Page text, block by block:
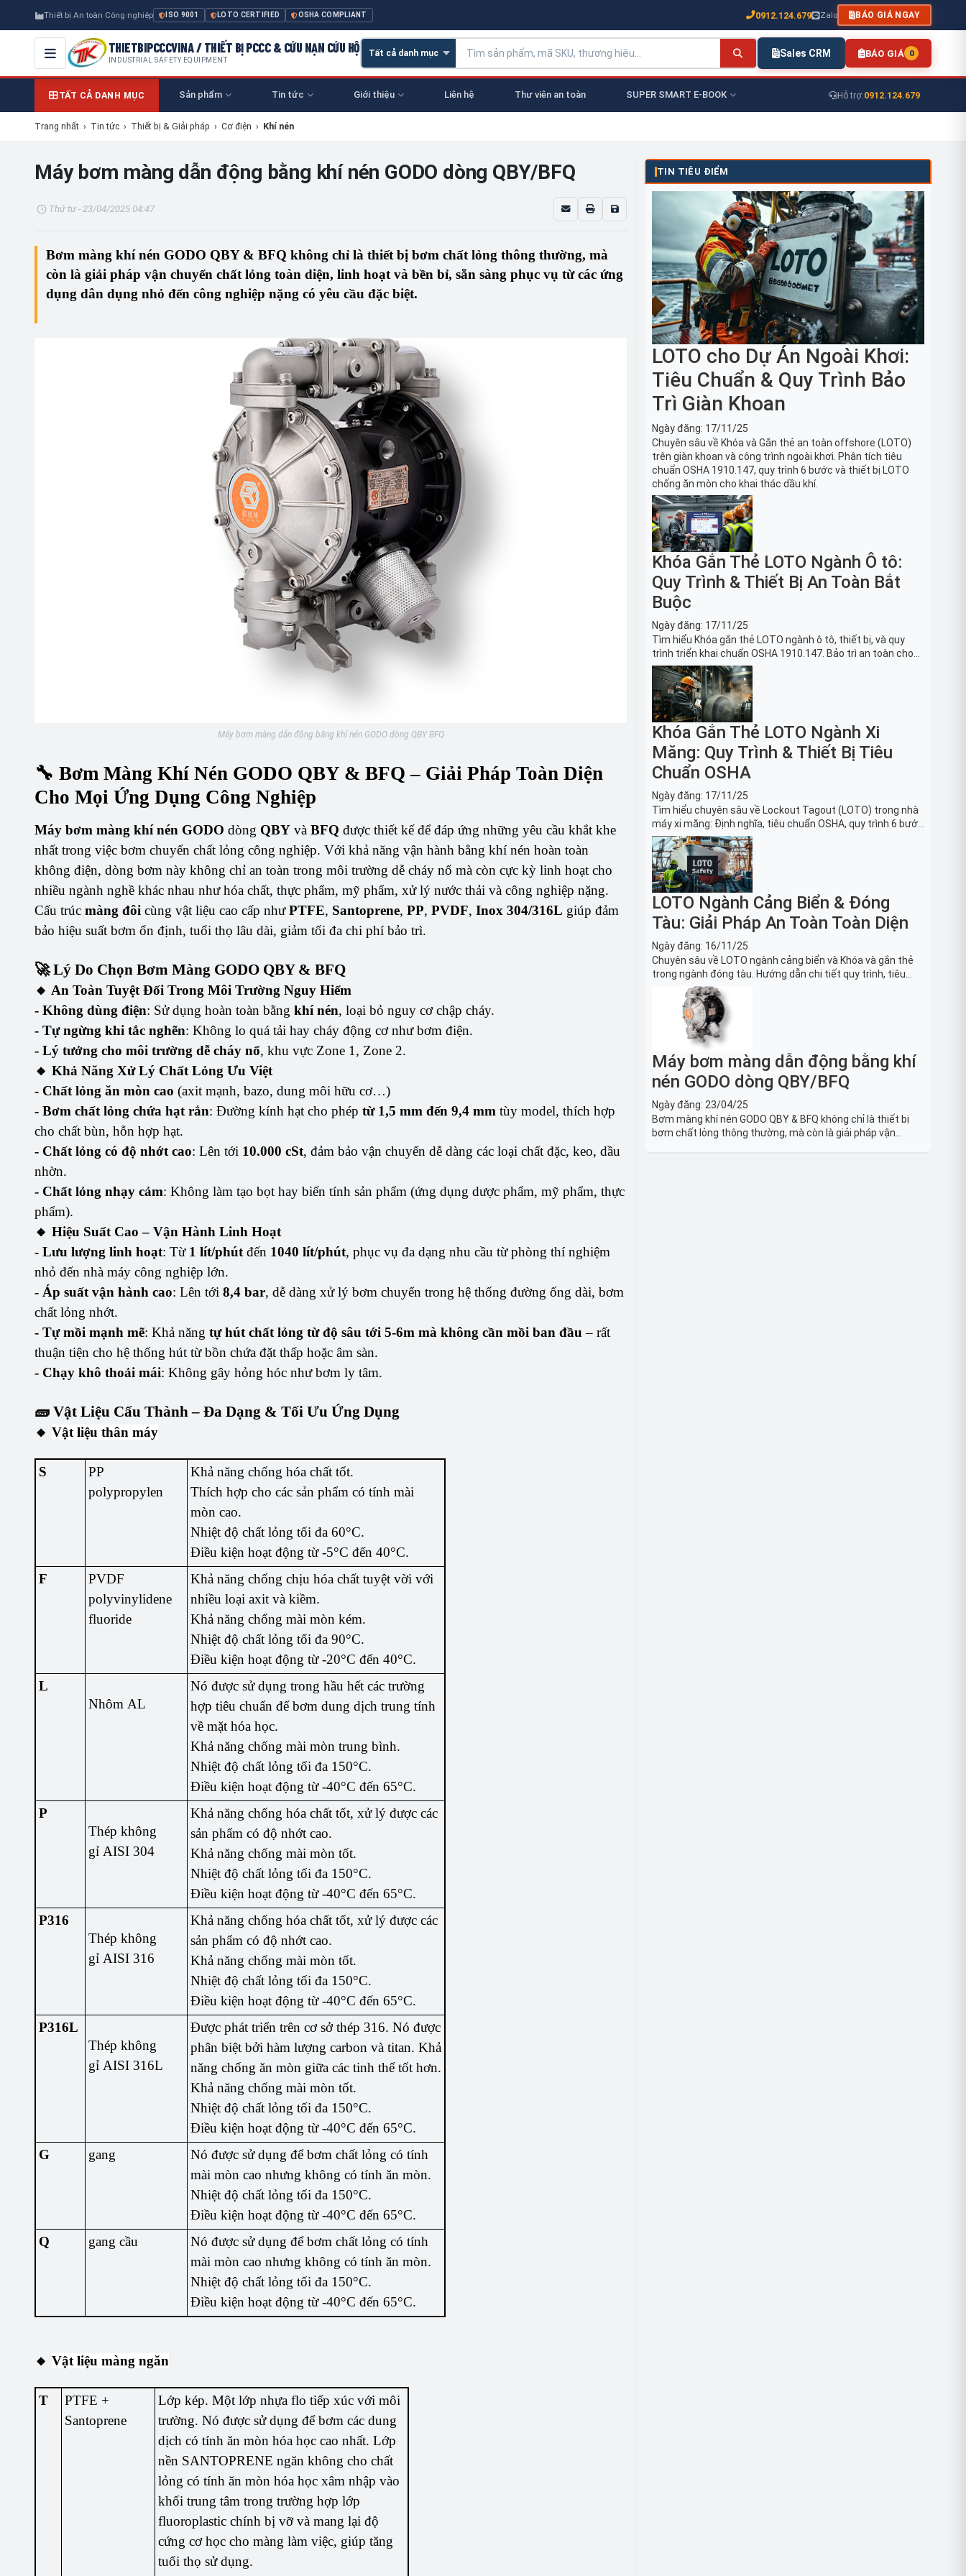
Thiết bị An toàn Công nghiệp ISO 9001 LOTO CERTIFIED OSHA COMPLIANT 0912.124.679 Zalo BÁO GIÁ NGAY
THIETBIPCCCVINA / THIẾT BỊ PCCC & CỨU NẠN CỨU HỘ
INDUSTRIAL SAFETY EQUIPMENT
Sales CRM BÁO GIÁ 0
TẤT CẢ DANH MỤC Sản phẩm Tin tức Giới thiệu Liên hệ Thư viên an toàn SUPER SMART E-BOOK Hỗ trợ:0912.124.679
Trang nhất › Tin tức › Thiết bị & Giải pháp › Cơ điện › Khí nén
Máy bơm màng dẫn động bằng khí nén GODO dòng QBY/BFQ
Thứ tư - 23/04/2025 04:47
Bơm màng khí nén GODO QBY & BFQ không chỉ là thiết bị bơm chất lỏng thông thường, mà
còn là giải pháp vận chuyển chất lỏng toàn diện, linh hoạt và bền bỉ, sẵn sàng phục vụ từ các ứng
dụng dân dụng nhỏ đến công nghiệp nặng có yêu cầu đặc biệt.
Máy bơm màng dẫn động bằng khí nén GODO dòng QBY BFQ
🔧 Bơm Màng Khí Nén GODO QBY & BFQ – Giải Pháp Toàn Diện
Cho Mọi Ứng Dụng Công Nghiệp
Máy bơm màng khí nén GODO dòng QBY và BFQ được thiết kế để đáp ứng những yêu cầu khắt khe
nhất trong việc bơm chuyển chất lỏng công nghiệp. Với khả năng vận hành bằng khí nén hoàn toàn
không điện, dòng bơm này không chỉ an toàn trong môi trường dễ cháy nổ mà còn cực kỳ linh hoạt cho
nhiều ngành nghề khác nhau như hóa chất, thực phẩm, mỹ phẩm, xử lý nước thải và công nghiệp nặng.
Cấu trúc màng đôi cùng vật liệu cao cấp nhưPTFE, Santoprene, PP, PVDF, Inox 304/316L giúp đảm
bảo hiệu suất bơm ổn định, tuổi thọ lâu dài, giảm tối đa chi phí bảo trì.
🚀 Lý Do Chọn Bơm Màng GODO QBY & BFQ
🔸 An Toàn Tuyệt Đối Trong Môi Trường Nguy Hiểm
- Không dùng điện: Sử dụng hoàn toàn bằng khí nén, loại bỏ nguy cơ chập cháy.
- Tự ngừng khi tắc nghẽn: Không lo quá tải hay cháy động cơ như bơm điện.
- Lý tưởng cho môi trường dễ cháy nổ, khu vực Zone 1, Zone 2.
🔸 Khả Năng Xử Lý Chất Lỏng Ưu Việt
- Chất lỏng ăn mòn cao (axit mạnh, bazo, dung môi hữu cơ…)
- Bơm chất lỏng chứa hạt rắn: Đường kính hạt cho phép từ 1,5 mm đến 9,4 mm tùy model, thích hợp
cho chất bùn, hỗn hợp hạt.
- Chất lỏng có độ nhớt cao: Lên tới 10.000 cSt, đảm bảo vận chuyển dễ dàng các loại chất đặc, keo, dầu
nhờn.
- Chất lỏng nhạy cảm: Không làm tạo bọt hay biến tính sản phẩm (ứng dụng dược phẩm, mỹ phẩm, thực
phẩm).
🔸 Hiệu Suất Cao – Vận Hành Linh Hoạt
- Lưu lượng linh hoạt: Từ 1 lít/phút đến 1040 lít/phút, phục vụ đa dạng nhu cầu từ phòng thí nghiệm
nhỏ đến nhà máy công nghiệp lớn.
- Áp suất vận hành cao: Lên tới 8,4 bar, dễ dàng xử lý bơm chuyển trong hệ thống đường ống dài, bơm
chất lỏng nhớt.
- Tự mồi mạnh mẽ: Khả năng tự hút chất lỏng từ độ sâu tới 5-6m mà không cần mồi ban đầu – rất
thuận tiện cho hệ thống hút từ bồn chứa đặt thấp hoặc âm sàn.
- Chạy khô thoải mái: Không gây hỏng hóc như bơm ly tâm.
🧱 Vật Liệu Cấu Thành – Đa Dạng & Tối Ưu Ứng Dụng
🔸 Vật liệu thân máy
S
PP
polypropylen
Khả năng chống hóa chất tốt.
Thích hợp cho các sản phẩm có tính mài
mòn cao.
Nhiệt độ chất lỏng tối đa 60°C.
Điều kiện hoạt động từ -5°C đến 40°C.
F
PVDF
polyvinylidene
fluoride
Khả năng chống chịu hóa chất tuyệt vời với
nhiều loại axit và kiềm.
Khả năng chống mài mòn kém.
Nhiệt độ chất lỏng tối đa 90°C.
Điều kiện hoạt động từ -20°C đến 40°C.
L
Nhôm AL
Nó được sử dụng trong hầu hết các trường
hợp tiêu chuẩn để bơm dung dịch trung tính
về mặt hóa học.
Khả năng chống mài mòn trung bình.
Nhiệt độ chất lỏng tối đa 150°C.
Điều kiện hoạt động từ -40°C đến 65°C.
P
Thép không
gỉ AISI 304
Khả năng chống hóa chất tốt, xử lý được các
sản phẩm có độ nhớt cao.
Khả năng chống mài mòn tốt.
Nhiệt độ chất lỏng tối đa 150°C.
Điều kiện hoạt động từ -40°C đến 65°C.
P316
Thép không
gỉ AISI 316
Khả năng chống hóa chất tốt, xử lý được các
sản phẩm có độ nhớt cao.
Khả năng chống mài mòn tốt.
Nhiệt độ chất lỏng tối đa 150°C.
Điều kiện hoạt động từ -40°C đến 65°C.
P316L
Thép không
gỉ AISI 316L
Được phát triển trên cơ sở thép 316. Nó được
phân biệt bởi hàm lượng carbon và titan. Khả
năng chống ăn mòn giữa các tinh thể tốt hơn.
Khả năng chống mài mòn tốt.
Nhiệt độ chất lỏng tối đa 150°C.
Điều kiện hoạt động từ -40°C đến 65°C.
G
gang
Nó được sử dụng để bơm chất lỏng có tính
mài mòn cao nhưng không có tính ăn mòn.
Nhiệt độ chất lỏng tối đa 150°C.
Điều kiện hoạt động từ -40°C đến 65°C.
Q
gang cầu
Nó được sử dụng để bơm chất lỏng có tính
mài mòn cao nhưng không có tính ăn mòn.
Nhiệt độ chất lỏng tối đa 150°C.
Điều kiện hoạt động từ -40°C đến 65°C.
🔸 Vật liệu màng ngăn
T
PTFE +
Santoprene
Lớp kép. Một lớp nhựa flo tiếp xúc với môi
trường. Nó được sử dụng để bơm các dung
dịch có tính ăn mòn hóa học cao nhất. Lớp
nền SANTOPRENE ngăn không cho chất
lỏng có tính ăn mòn hóa học xâm nhập vào
khối trung tâm trong trường hợp lớp
fluoroplastic chính bị vỡ và mang lại độ
cứng cơ học cho màng làm việc, giúp tăng
tuổi thọ sử dụng.
TIN TIÊU ĐIỂM
LOTO cho Dự Án Ngoài Khơi:
Tiêu Chuẩn & Quy Trình Bảo
Trì Giàn Khoan
Ngày đăng: 17/11/25
Chuyên sâu về Khóa và Gắn thẻ an toàn offshore (LOTO)
trên giàn khoan và công trình ngoài khơi. Phân tích tiêu
chuẩn OSHA 1910.147, quy trình 6 bước và thiết bị LOTO
chống ăn mòn cho khai thác dầu khí.
Khóa Gắn Thẻ LOTO Ngành Ô tô:
Quy Trình & Thiết Bị An Toàn Bắt
Buộc
Ngày đăng: 17/11/25
Tìm hiểu Khóa gắn thẻ LOTO ngành ô tô, thiết bị, và quy
trình triển khai chuẩn OSHA 1910.147. Bảo trì an toàn cho
robot, băng tải sản xuất ô tô và dây chuyền lắp ráp xe hơi.
Khóa Gắn Thẻ LOTO Ngành Xi
Măng: Quy Trình & Thiết Bị Tiêu
Chuẩn OSHA
Ngày đăng: 17/11/25
Tìm hiểu chuyên sâu về Lockout Tagout (LOTO) trong nhà
máy xi măng: Định nghĩa, tiêu chuẩn OSHA, quy trình 6 bước
và danh sách thiết bị LOTO thiết yếu. Giải pháp bảo trì lò
nung, máy nghiền an toàn.
LOTO Ngành Cảng Biển & Đóng
Tàu: Giải Pháp An Toàn Toàn Diện
Ngày đăng: 16/11/25
Chuyên sâu về LOTO ngành cảng biển và Khóa và gắn thẻ
trong ngành đóng tàu. Hướng dẫn chi tiết quy trình, tiêu
chuẩn OSHA, thiết bị và Giải pháp LOTO trong công nghiệp
đóng tàu toàn diện.
Máy bơm màng dẫn động bằng khí
nén GODO dòng QBY/BFQ
Ngày đăng: 23/04/25
Bơm màng khí nén GODO QBY & BFQ không chỉ là thiết bị
bơm chất lỏng thông thường, mà còn là giải pháp vận